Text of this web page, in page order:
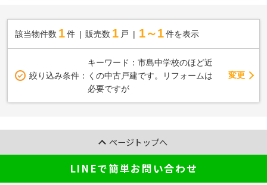
該当物件数 1件 販売数 1 戸 1～1 件を表示
絞り込み条件：
キーワード：市島中学校のほど近
くの中古戸建です。リフォームは
必要ですが
変更
ページトップへ
LINEで簡単お問い合わせ